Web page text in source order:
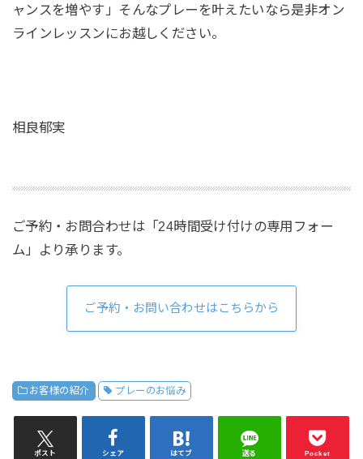
ャンスを増やす」そんなプレーを叶えたいなら是非オン
ラインレッスンにお越しください。
相良郁実
ご予約・お問合わせは「24時間受け付けの専用フォー
ム」より承ります。
ご予約・お問い合わせはこちらから
お客様の紹介 プレーのお悩み
ポスト シェア はてブ 送る Pocket